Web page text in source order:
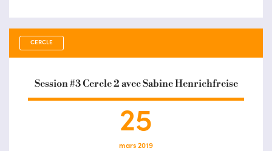
CERCLE
Session #3 Cercle 2 avec Sabine Henrichfreise
25
mars 2019